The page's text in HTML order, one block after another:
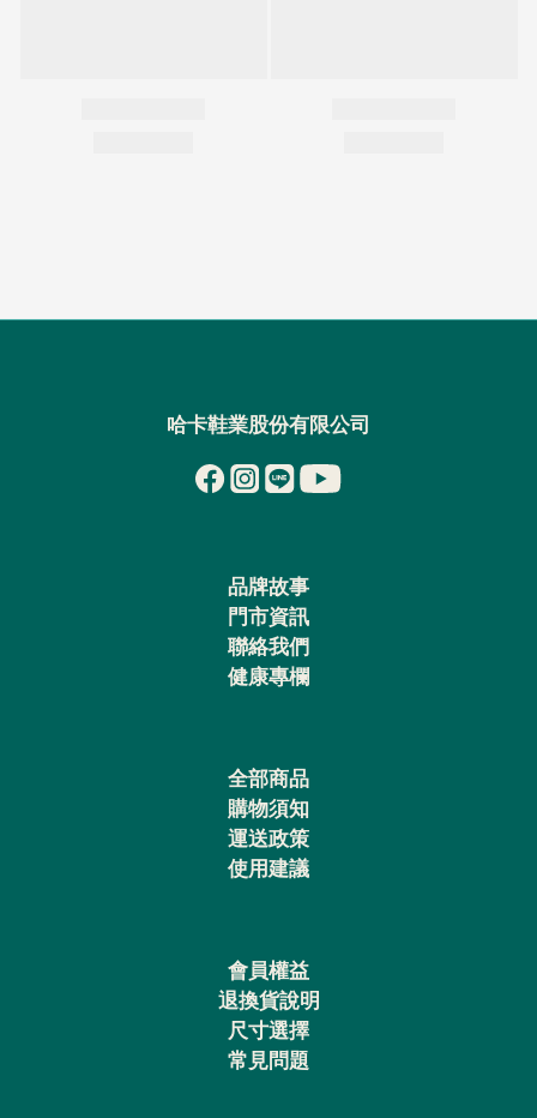
哈卡鞋業股份有限公司
品牌故事
門市資訊
聯絡我們
健康專欄
全部商品
購物須知
運送政策
使用建議
會員權益
退換貨說明
尺寸選擇
常見問題